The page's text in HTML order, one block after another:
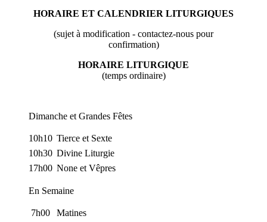
HORAIRE ET CALENDRIER LITURGIQUES
(sujet à modification - contactez-nous pour
confirmation)
HORAIRE LITURGIQUE
(temps ordinaire)
Dimanche et Grandes Fêtes
10h10 Tierce et Sexte
10h30 Divine Liturgie
17h00 None et Vêpres
En Semaine
7h00
Matines